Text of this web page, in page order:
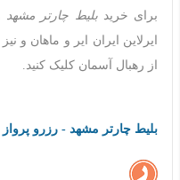
برای خریدبلیط چارتر مشهد
ایرلاین ایران ایر و ماهان و
از رهبال آسمان کلیک کنید.
بلیط چارتر مشهد - رزرو پرواز چارتر